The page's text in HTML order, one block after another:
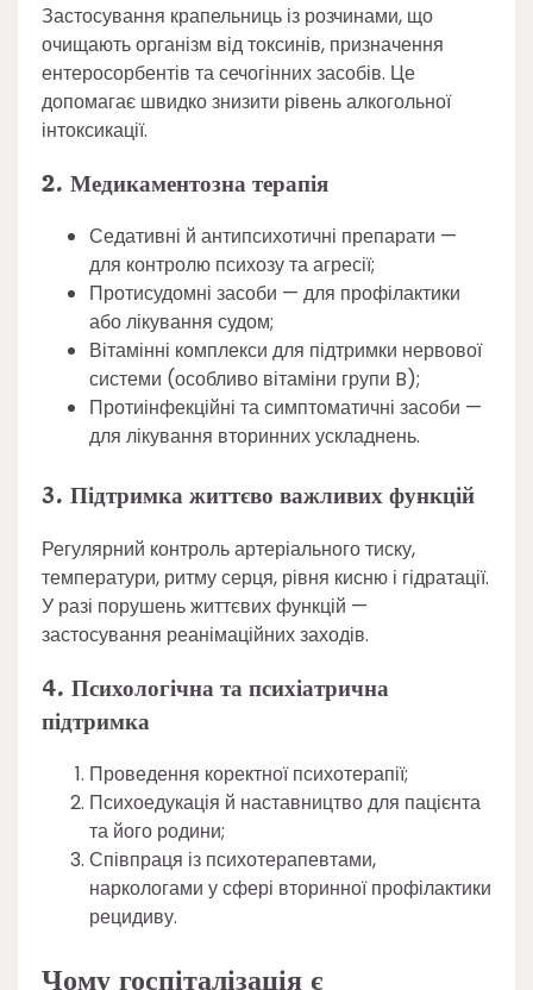
Застосування крапельниць із розчинами, що
очищають організм від токсинів, призначення
ентеросорбентів та сечогінних засобів. Це
допомагає швидко знизити рівень алкогольної
інтоксикації.
2. Медикаментозна терапія
Седативні й антипсихотичні препарати —
для контролю психозу та агресії;
Протисудомні засоби — для профілактики
або лікування судом;
Вітамінні комплекси для підтримки нервової
системи (особливо вітаміни групи B);
Протиінфекційні та симптоматичні засоби —
для лікування вторинних ускладнень.
3. Підтримка життєво важливих функцій
Регулярний контроль артеріального тиску,
температури, ритму серця, рівня кисню і гідратації.
У разі порушень життєвих функцій —
застосування реанімаційних заходів.
4. Психологічна та психіатрична
підтримка
Проведення коректної психотерапії;
Психоедукація й наставництво для пацієнта
та його родини;
Співпраця із психотерапевтами,
наркологами у сфері вторинної профілактики
рецидиву.